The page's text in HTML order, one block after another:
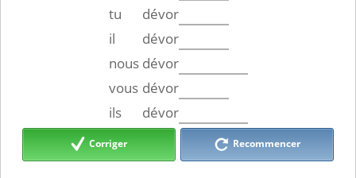
tu
dévor
il
dévor
nous dévor
vous dévor
ils
dévor
Corriger Recommencer